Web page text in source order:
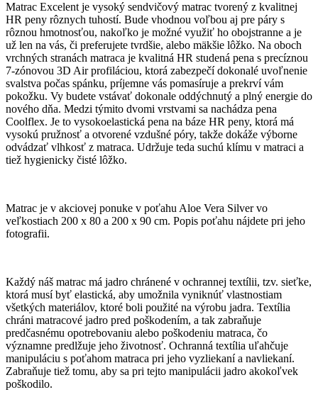
Matrac Excelent je vysoký sendvičový matrac tvorený z kvalitnej
HR peny rôznych tuhostí. Bude vhodnou voľbou aj pre páry s
rôznou hmotnosťou, nakoľko je možné využiť ho obojstranne a je
už len na vás, či preferujete tvrdšie, alebo mäkšie lôžko. Na oboch
vrchných stranách matraca je kvalitná HR studená pena s precíznou
7-zónovou 3D Air profiláciou, ktorá zabezpečí dokonalé uvoľnenie
svalstva počas spánku, príjemne vás pomasíruje a prekrví vám
pokožku. Vy budete vstávať dokonale oddýchnutý a plný energie do
nového dňa. Medzi týmito dvomi vrstvami sa nachádza pena
Coolflex. Je to vysokoelastická pena na báze HR peny, ktorá má
vysokú pružnosť a otvorené vzdušné póry, takže dokáže výborne
odvádzať vlhkosť z matraca. Udržuje teda suchú klímu v matraci a
tiež hygienicky čisté lôžko.
Matrac je v akciovej ponuke v poťahu Aloe Vera Silver vo
veľkostiach 200 x 80 a 200 x 90 cm. Popis poťahu nájdete pri jeho
fotografii.
Každý náš matrac má jadro chránené v ochrannej textílii, tzv. sieťke,
ktorá musí byť elastická, aby umožnila vyniknúť vlastnostiam
všetkých materiálov, ktoré boli použité na výrobu jadra. Textília
chráni matracové jadro pred poškodením, a tak zabraňuje
predčasnému opotrebovaniu alebo poškodeniu matraca, čo
významne predlžuje jeho životnosť. Ochranná textília uľahčuje
manipuláciu s poťahom matraca pri jeho vyzliekaní a navliekaní.
Zabraňuje tiež tomu, aby sa pri tejto manipulácii jadro akokoľvek
poškodilo.